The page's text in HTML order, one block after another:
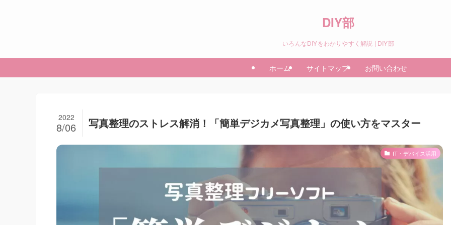
DIY部
いろんなDIYをわかりやすく解説 | DIY部
ホーム サイトマップ お問い合わせ
写真整理のストレス解消！「簡単デジカメ写真整理」の使い方をマスター
2022
8/06
IT・デバイス活用